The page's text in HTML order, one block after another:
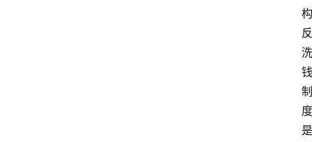
构
反
洗
钱
制
度
是